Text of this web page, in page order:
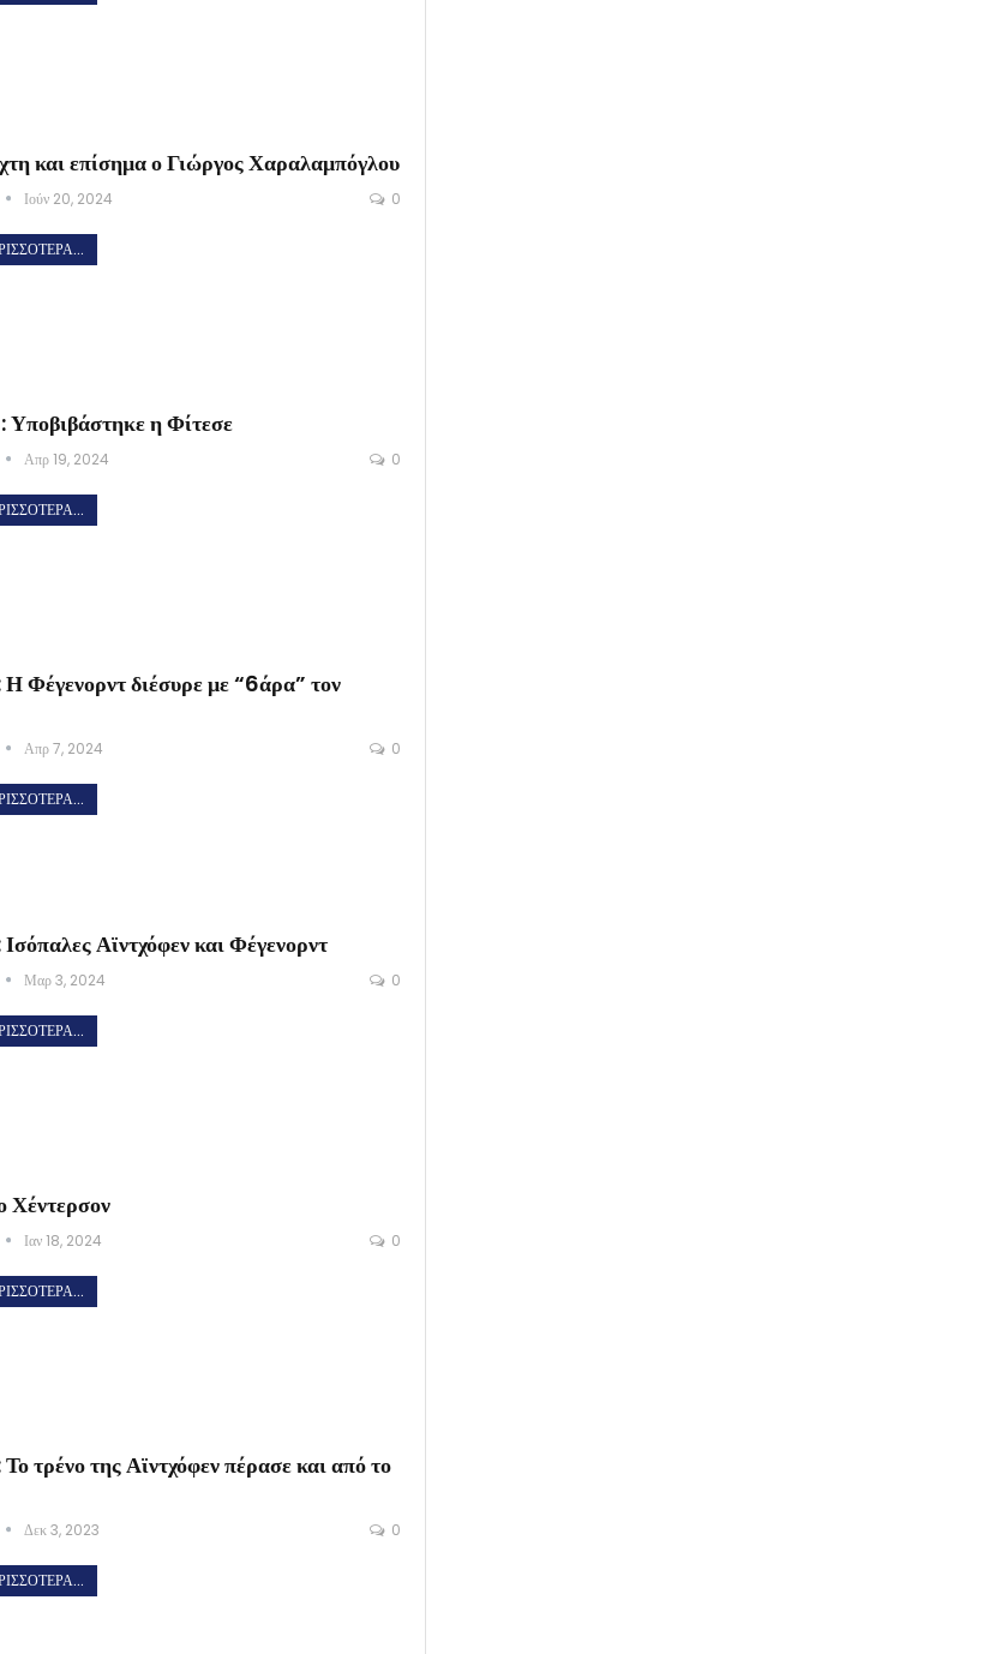
και επίσημα ο Γιώργος Χαραλαμπόγλου
Ιούν 20, 2024 0
η Φίτεσε
Απρ 19, 2024 0
Φέγενορντ διέσυρε με “6άρα” τον
Απρ 7, 2024 0
Αϊντχόφεν και Φέγενορντ
Μαρ 3, 2024 0
Χέντερσον
Ιαν 18, 2024 0
τρένο της Αϊντχόφεν πέρασε και από το
Δεκ 3, 2023 0